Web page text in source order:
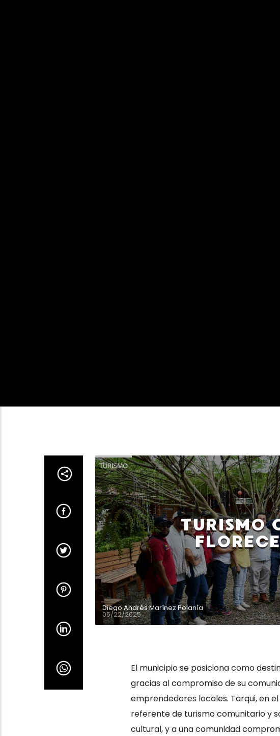
TURISMO
TURISMO
Diego Andrés Marínez Polanía
05/22/2025
El municipio se posiciona como
gracias al compromiso de su
emprendedores locales. Tarqui, en
referente de turismo comunitario y
cultural, y a una comunidad